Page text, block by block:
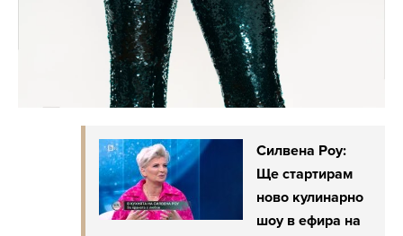
Силвена Роу:
Ще стартирам
ново кулинарно
шоу в ефира на